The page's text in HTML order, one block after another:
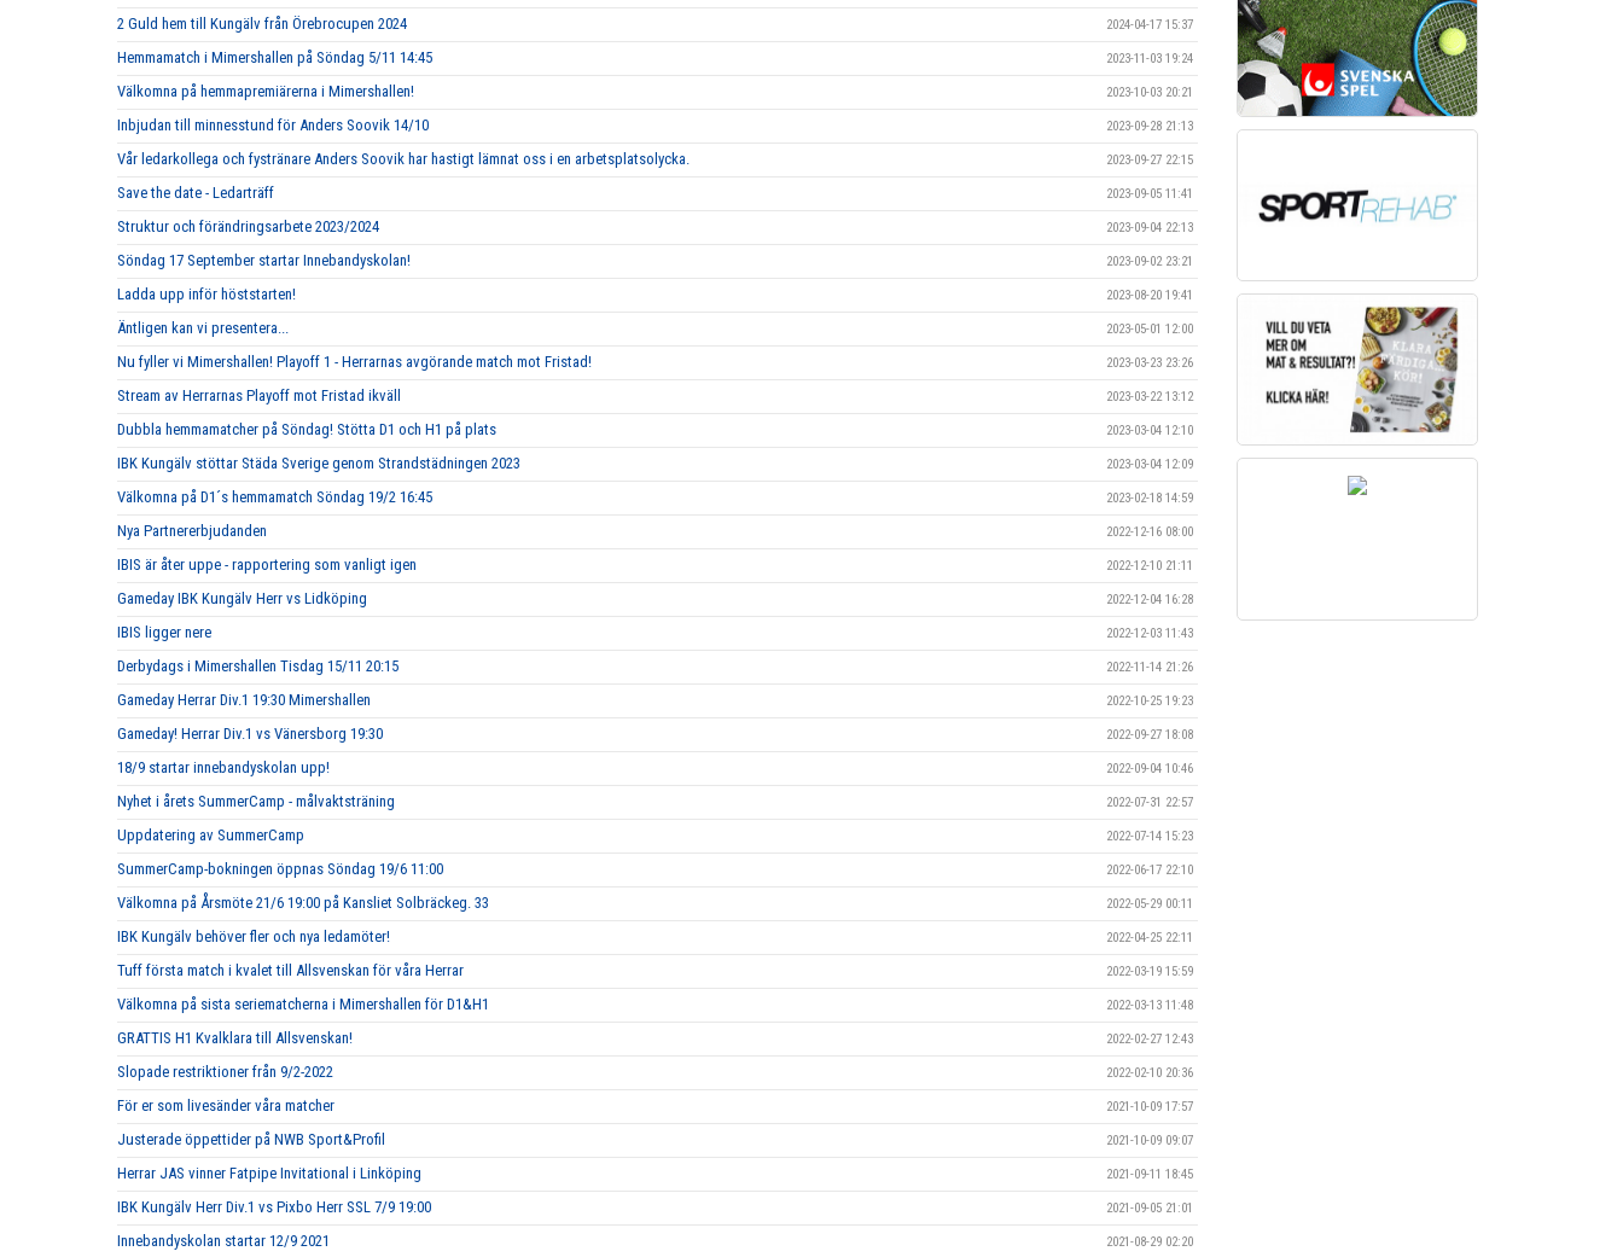
2 Guld hem till Kungälv från Örebrocupen 2024 2024-04-17 15:37
Hemmamatch i Mimershallen på Söndag 5/11 14:45 2023-11-03 19:24
Välkomna på hemmapremiärerna i Mimershallen! 2023-10-03 20:21
Inbjudan till minnesstund för Anders Soovik 14/10 2023-09-28 21:13
Vår ledarkollega och fystränare Anders Soovik har hastigt lämnat oss i en arbetsplatsolycka. 2023-09-27 22:15
Save the date - Ledarträff 2023-09-05 11:41
Struktur och förändringsarbete 2023/2024 2023-09-04 22:13
Söndag 17 September startar Innebandyskolan! 2023-09-02 23:21
Ladda upp inför höststarten! 2023-08-20 19:41
Äntligen kan vi presentera... 2023-05-01 12:00
Nu fyller vi Mimershallen! Playoff 1 - Herrarnas avgörande match mot Fristad! 2023-03-23 23:26
Stream av Herrarnas Playoff mot Fristad ikväll 2023-03-22 13:12
Dubbla hemmamatcher på Söndag! Stötta D1 och H1 på plats 2023-03-04 12:10
IBK Kungälv stöttar Städa Sverige genom Strandstädningen 2023 2023-03-04 12:09
Välkomna på D1´s hemmamatch Söndag 19/2 16:45 2023-02-18 14:59
Nya Partnererbjudanden 2022-12-16 08:00
IBIS är åter uppe - rapportering som vanligt igen 2022-12-10 21:11
Gameday IBK Kungälv Herr vs Lidköping 2022-12-04 16:28
IBIS ligger nere 2022-12-03 11:43
Derbydags i Mimershallen Tisdag 15/11 20:15 2022-11-14 21:26
Gameday Herrar Div.1 19:30 Mimershallen 2022-10-25 19:23
Gameday! Herrar Div.1 vs Vänersborg 19:30 2022-09-27 18:08
18/9 startar innebandyskolan upp! 2022-09-04 10:46
Nyhet i årets SummerCamp - målvaktsträning 2022-07-31 22:57
Uppdatering av SummerCamp 2022-07-14 15:23
SummerCamp-bokningen öppnas Söndag 19/6 11:00 2022-06-17 22:10
Välkomna på Årsmöte 21/6 19:00 på Kansliet Solbräckeg. 33 2022-05-29 00:11
IBK Kungälv behöver fler och nya ledamöter! 2022-04-25 22:11
Tuff första match i kvalet till Allsvenskan för våra Herrar 2022-03-19 15:59
Välkomna på sista seriematcherna i Mimershallen för D1&H1 2022-03-13 11:48
GRATTIS H1 Kvalklara till Allsvenskan! 2022-02-27 12:43
Slopade restriktioner från 9/2-2022 2022-02-10 20:36
För er som livesänder våra matcher 2021-10-09 17:57
Justerade öppettider på NWB Sport&Profil 2021-10-09 09:07
Herrar JAS vinner Fatpipe Invitational i Linköping 2021-09-11 18:45
IBK Kungälv Herr Div.1 vs Pixbo Herr SSL 7/9 19:00 2021-09-05 21:01
Innebandyskolan startar 12/9 2021 2021-08-29 02:20